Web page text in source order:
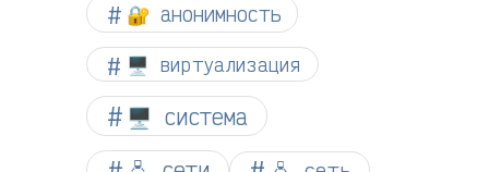
🔐 анонимность
🖥️ виртуализация
🖥️ система